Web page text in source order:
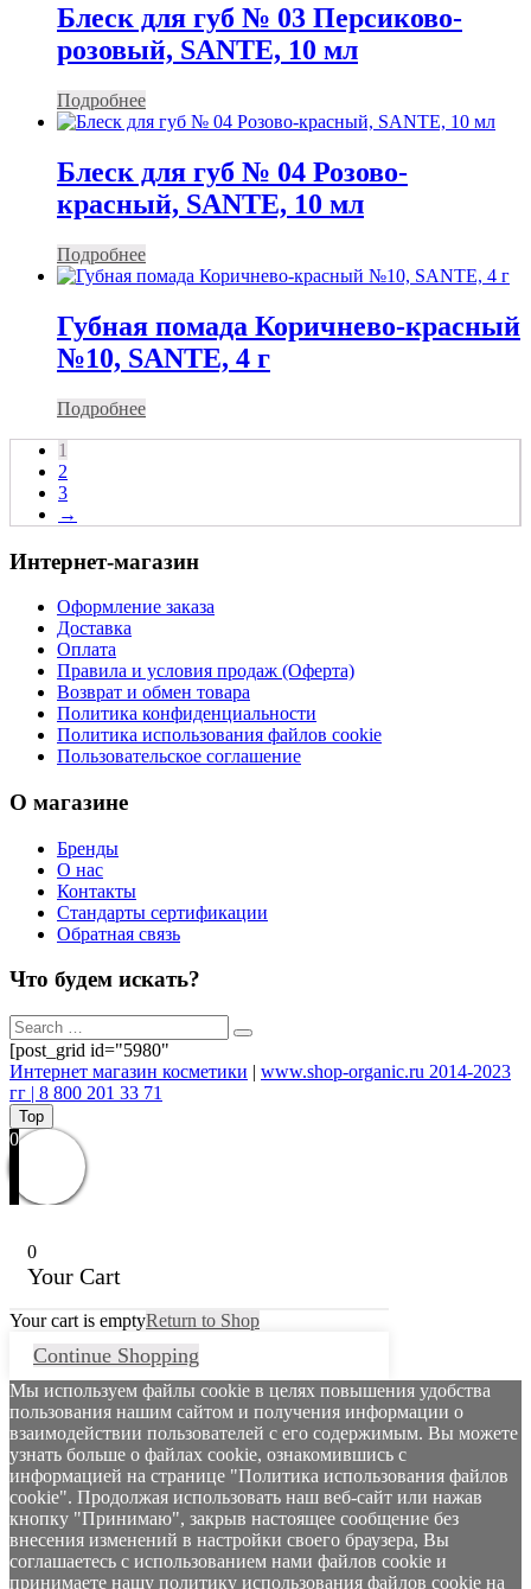
Блеск для губ № 03 Персиково-
розовый, SANTE, 10 мл
Подробнее
Блеск для губ № 04 Розово-
красный, SANTE, 10 мл
Подробнее
Губная помада Коричнево-красный
№10, SANTE, 4 г
Подробнее
1
2
3
→
Интернет-магазин
Оформление заказа
Доставка
Оплата
Правила и условия продаж (Оферта)
Возврат и обмен товара
Политика конфиденциальности
Политика использования файлов cookie
Пользовательское соглашение
О магазине
Бренды
О нас
Контакты
Стандарты сертификации
Обратная связь
Что будем искать?
[post_grid id="5980"
Интернет магазин косметики | www.shop-organic.ru 2014-2023
гг | 8 800 201 33 71
Top
0
0
Your Cart
Your cart is emptyReturn to Shop
Continue Shopping
Мы используем файлы cookie в целях повышения удобства
пользования нашим сайтом и получения информации о
взаимодействии пользователей с его содержимым. Вы можете
узнать больше о файлах cookie, ознакомившись с
информацией на странице "Политика использования файлов
cookie". Продолжая использовать наш веб-сайт или нажав
кнопку "Принимаю", закрыв настоящее сообщение без
внесения изменений в настройки своего браузера, Вы
соглашаетесь с использованием нами файлов cookie и
принимаете нашу политику использования файлов cookie на